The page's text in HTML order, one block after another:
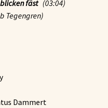
fäst(03:04)
Tegengren)
Dammert